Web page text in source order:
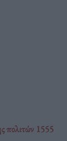
πολιτών 1555